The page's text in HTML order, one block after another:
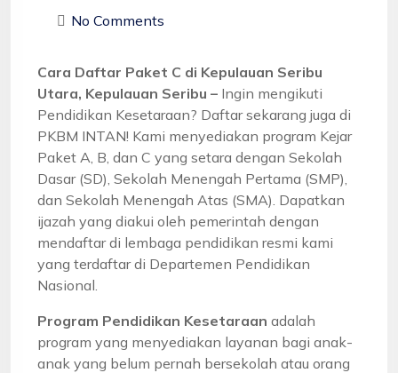
No Comments
Cara Daftar Paket C di Kepulauan Seribu
Utara, Kepulauan Seribu – Ingin mengikuti
Pendidikan Kesetaraan? Daftar sekarang juga di
PKBM INTAN! Kami menyediakan program Kejar
Paket A, B, dan C yang setara dengan Sekolah
Dasar (SD), Sekolah Menengah Pertama (SMP),
dan Sekolah Menengah Atas (SMA). Dapatkan
ijazah yang diakui oleh pemerintah dengan
mendaftar di lembaga pendidikan resmi kami
yang terdaftar di Departemen Pendidikan
Nasional.
Program Pendidikan Kesetaraan adalah
program yang menyediakan layanan bagi anak-
anak yang belum pernah bersekolah atau orang